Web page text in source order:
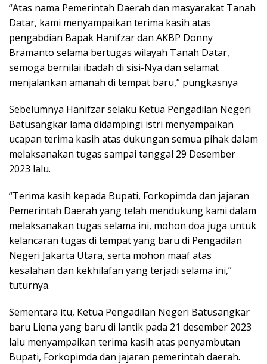
“Atas nama Pemerintah Daerah dan masyarakat Tanah
Datar, kami menyampaikan terima kasih atas
pengabdian Bapak Hanifzar dan AKBP Donny
Bramanto selama bertugas wilayah Tanah Datar,
semoga bernilai ibadah di sisi-Nya dan selamat
menjalankan amanah di tempat baru,” pungkasnya
Sebelumnya Hanifzar selaku Ketua Pengadilan Negeri
Batusangkar lama didampingi istri menyampaikan
ucapan terima kasih atas dukungan semua pihak dalam
melaksanakan tugas sampai tanggal 29 Desember
2023 lalu.
“Terima kasih kepada Bupati, Forkopimda dan jajaran
Pemerintah Daerah yang telah mendukung kami dalam
melaksanakan tugas selama ini, mohon doa juga untuk
kelancaran tugas di tempat yang baru di Pengadilan
Negeri Jakarta Utara, serta mohon maaf atas
kesalahan dan kekhilafan yang terjadi selama ini,”
tuturnya.
Sementara itu, Ketua Pengadilan Negeri Batusangkar
baru Liena yang baru di lantik pada 21 desember 2023
lalu menyampaikan terima kasih atas penyambutan
Bupati, Forkopimda dan jajaran pemerintah daerah.